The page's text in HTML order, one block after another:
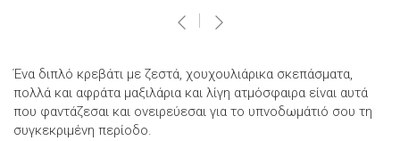
Ένα διπλό κρεβάτι με ζεστά, χουχουλιάρικα σκεπάσματα,
πολλά και αφράτα μαξιλάρια και λίγη ατμόσφαιρα είναι αυτά
που φαντάζεσαι και ονειρεύεσαι για το υπνοδωμάτιό σου τη
συγκεκριμένη περίοδο.